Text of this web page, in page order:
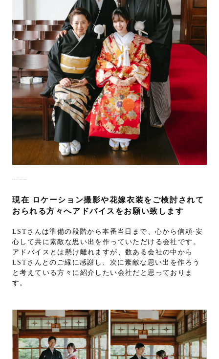
現在 ロケーション撮影や花嫁衣装をご検討されて
おられる方々へアドバイスをお願い致します
LSTさんは準備の段階から本番当日まで、心から信頼·安
心して共に素敵な思い出を作っていただける会社です。
アドバイスとは懸け離れますが、数ある会社の中から
LSTさんとのご縁に感謝し、次に素敵な思い出を作ろう
と考えている方々に紹介したい会社だと思っておりま
す。